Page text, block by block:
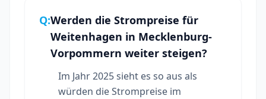
Q:Werden die Strompreise für
Weitenhagen in Mecklenburg-
Vorpommern weiter steigen?
Im Jahr 2025 sieht es so aus als
würden die Strompreise im